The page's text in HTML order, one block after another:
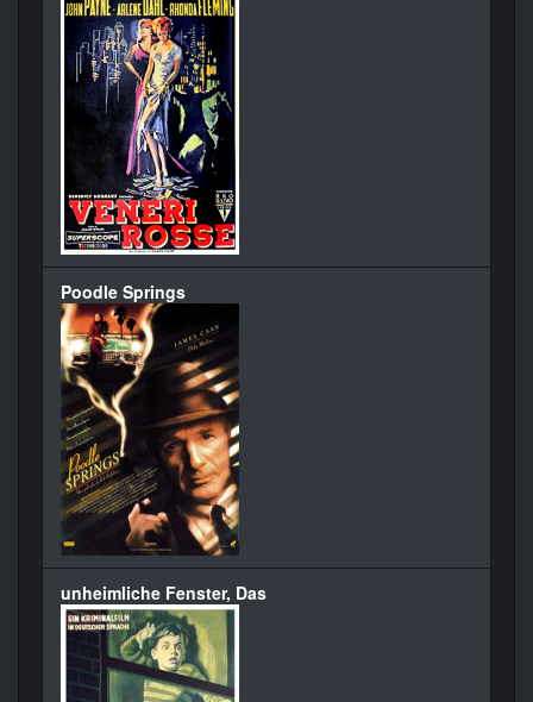
Poodle Springs
unheimliche Fenster, Das